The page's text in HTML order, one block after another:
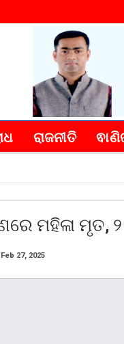
ରାଜନୀତି
ମହିଳା ମୃତ,
Feb 27, 2025